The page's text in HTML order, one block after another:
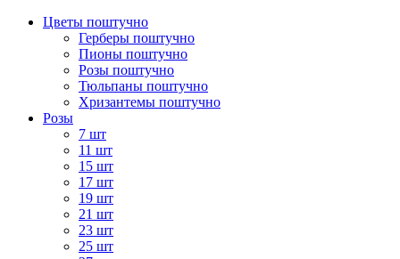
Цветы поштучно
Герберы поштучно
Пионы поштучно
Розы поштучно
Тюльпаны поштучно
Хризантемы поштучно
Розы
7 шт
11 шт
15 шт
17 шт
19 шт
21 шт
23 шт
25 шт